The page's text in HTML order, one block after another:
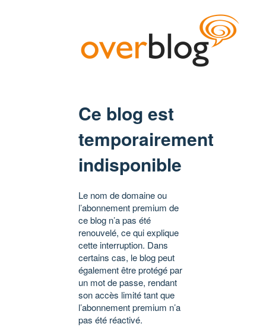
Ce blog est
temporairement
indisponible
Le nom de domaine ou
l’abonnement premium de
ce blog n’a pas été
renouvelé, ce qui explique
cette interruption. Dans
certains cas, le blog peut
également être protégé par
un mot de passe, rendant
son accès limité tant que
l’abonnement premium n’a
pas été réactivé.